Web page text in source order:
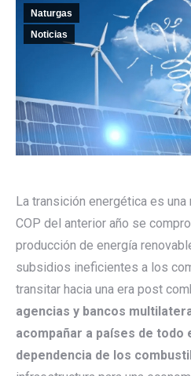
Naturgas
Noticias
La transición energética es
COP del anterior año se
producción de energía
subsidios ineficientes a los
transitar hacia una era post
agencias y bancos
acompañar a países de todo
dependencia de los